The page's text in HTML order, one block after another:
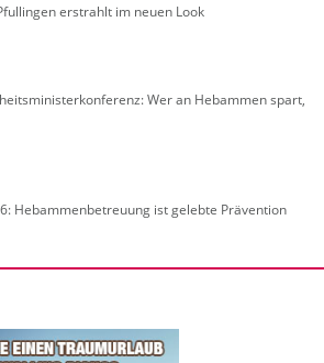
er­strahlt im neuen Look
Wer an Heb­am­men spart,
Heb­am­men­be­treu­ung ist ge­leb­te Prä­ven­ti­on